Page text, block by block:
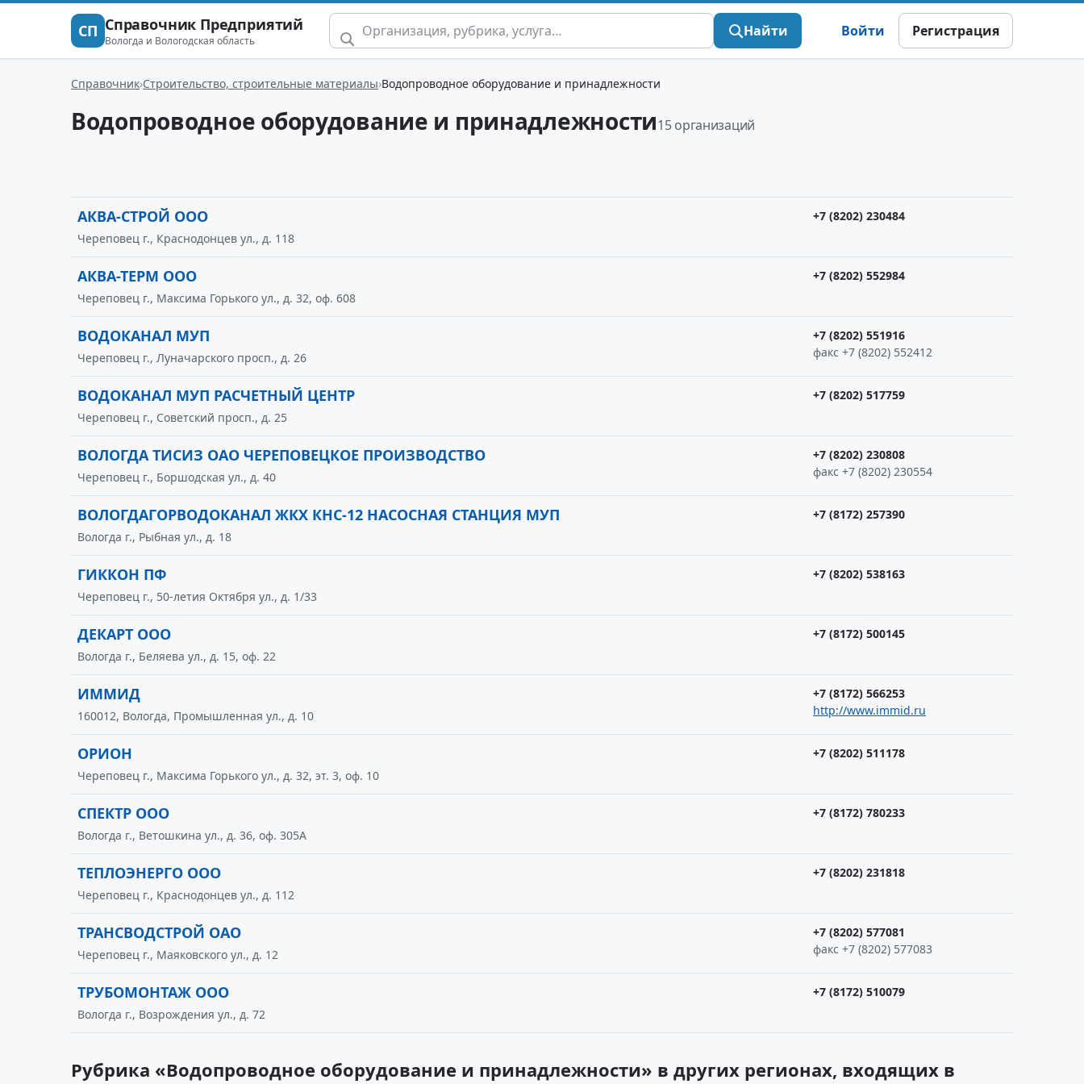
СП Справочник Предприятий
Вологда и Вологодская область
Найти Войти Регистрация
Справочник Строительство, строительные материалы Водопроводное оборудование и принадлежности
Водопроводное оборудование и принадлежности15 организаций
АКВА-СТРОЙ ООО
+7 (8202) 230484
Череповец г., Краснодонцев ул., д. 118
АКВА-ТЕРМ ООО
+7 (8202) 552984
Череповец г., Максима Горького ул., д. 32, оф. 608
ВОДОКАНАЛ МУП
+7 (8202) 551916
факс +7 (8202) 552412
Череповец г., Луначарского просп., д. 26
ВОДОКАНАЛ МУП РАСЧЕТНЫЙ ЦЕНТР
+7 (8202) 517759
Череповец г., Советский просп., д. 25
ВОЛОГДА ТИСИЗ ОАО ЧЕРЕПОВЕЦКОЕ ПРОИЗВОДСТВО
+7 (8202) 230808
факс +7 (8202) 230554
Череповец г., Боршодская ул., д. 40
ВОЛОГДАГОРВОДОКАНАЛ ЖКХ КНС-12 НАСОСНАЯ СТАНЦИЯ МУП
+7 (8172) 257390
Вологда г., Рыбная ул., д. 18
ГИККОН ПФ
+7 (8202) 538163
Череповец г., 50-летия Октября ул., д. 1/33
ДЕКАРТ ООО
+7 (8172) 500145
Вологда г., Беляева ул., д. 15, оф. 22
ИММИД
+7 (8172) 566253
http://www.immid.ru
160012, Вологда, Промышленная ул., д. 10
ОРИОН
+7 (8202) 511178
Череповец г., Максима Горького ул., д. 32, эт. 3, оф. 10
СПЕКТР ООО
+7 (8172) 780233
Вологда г., Ветошкина ул., д. 36, оф. 305А
ТЕПЛОЭНЕРГО ООО
+7 (8202) 231818
Череповец г., Краснодонцев ул., д. 112
ТРАНСВОДСТРОЙ ОАО
+7 (8202) 577081
факс +7 (8202) 577083
Череповец г., Маяковского ул., д. 12
ТРУБОМОНТАЖ ООО
+7 (8172) 510079
Вологда г., Возрождения ул., д. 72
Рубрика «Водопроводное оборудование и принадлежности» в других регионах, входящих в